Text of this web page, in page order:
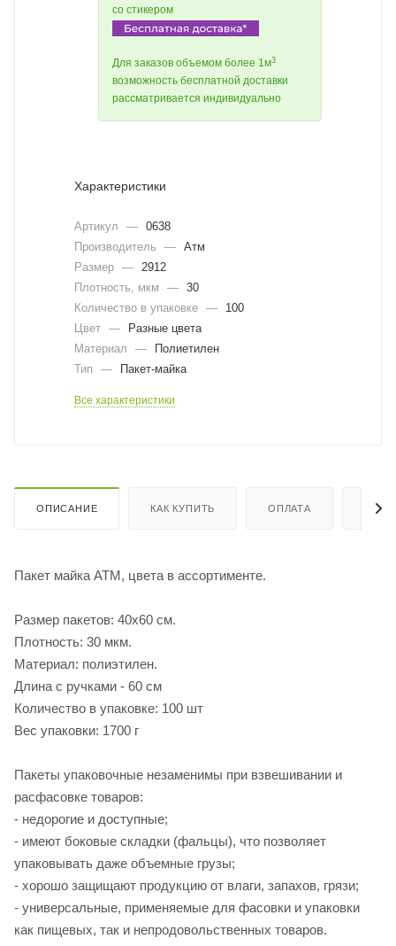
со стикером
Для заказов объемом более 1м3
возможность бесплатной доставки
рассматривается индивидуально
Характеристики
Артикул — 0638
Производитель
— Атм
Размер —
2912
Плотность, мкм
— 30
Количество в упаковке —
100
Цвет —
Разные цвета
Материал
—
Полиетилен
Тип
— Пакет-майка
Все характеристики
ОПИСАНИЕ КАК КУПИТЬ ОПЛАТА
Пакет майка АТМ, цвета в ассортименте.
Размер пакетов: 40х60 см.
Плотность: 30 мкм.
Материал: полиэтилен.
Длина с ручками - 60 см
Количество в упаковке: 100 шт
Вес упаковки: 1700 г
Пакеты упаковочные незаменимы при взвешивании и
расфасовке товаров:
- недорогие и доступные;
- имеют боковые складки (фальцы), что позволяет
упаковывать даже объемные грузы;
- хорошо защищают продукцию от влаги, запахов, грязи;
- универсальные, применяемые для фасовки и упаковки
как пищевых, так и непродовольственных товаров.